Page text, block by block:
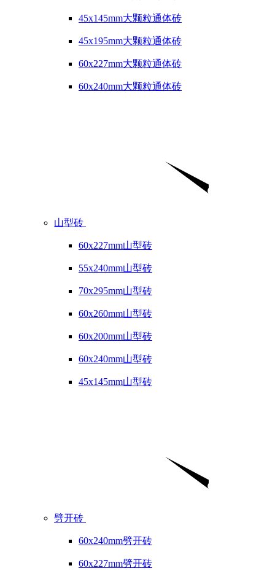
45x145mm大颗粒通体砖
45x195mm大颗粒通体砖
60x227mm大颗粒通体砖
60x240mm大颗粒通体砖
山型砖
60x227mm山型砖
55x240mm山型砖
70x295mm山型砖
60x260mm山型砖
60x200mm山型砖
60x240mm山型砖
45x145mm山型砖
劈开砖
60x240mm劈开砖
60x227mm劈开砖